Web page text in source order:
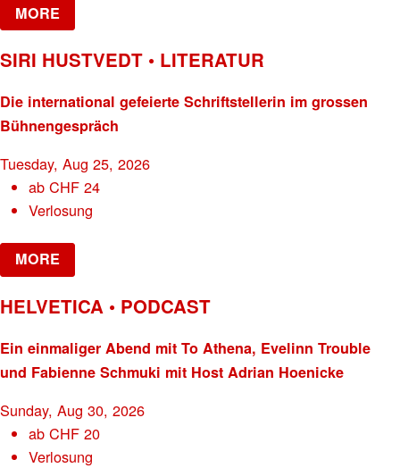
MORE
SIRI HUSTVEDT • LITERATUR
Die international gefeierte Schriftstellerin im grossen
Bühnengespräch
Tuesday, Aug 25, 2026
abCHF 24
Verlosung
MORE
HELVETICA • PODCAST
Ein einmaliger Abend mit To Athena, Evelinn Trouble
und Fabienne Schmuki mit Host Adrian Hoenicke
Sunday, Aug 30, 2026
abCHF 20
Verlosung